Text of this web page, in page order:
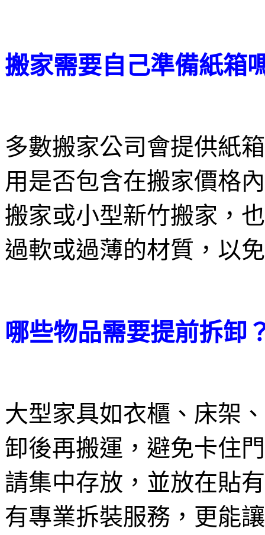
搬家需要自己準備紙箱
多數搬家公司會提供紙
用是否包含在搬家價格
搬家或小型新竹搬家，
過軟或過薄的材質，以
哪些物品需要提前拆卸
大型家具如衣櫃、床架
卸後再搬運，避免卡住
請集中存放，並放在貼
有專業拆裝服務，更能